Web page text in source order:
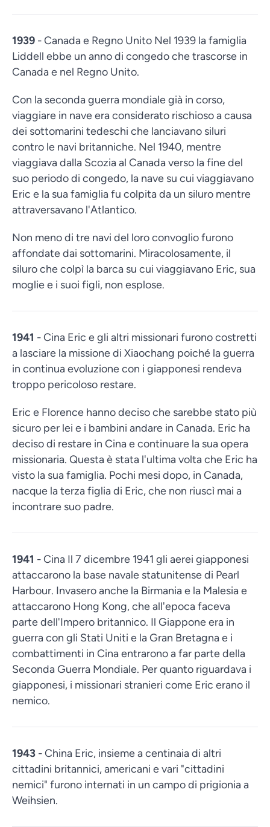
1939 - Canada e Regno Unito Nel 1939 la famiglia
Liddell ebbe un anno di congedo che trascorse in
Canada e nel Regno Unito.
Con la seconda guerra mondiale già in corso,
viaggiare in nave era considerato rischioso a causa
dei sottomarini tedeschi che lanciavano siluri
contro le navi britanniche. Nel 1940, mentre
viaggiava dalla Scozia al Canada verso la fine del
suo periodo di congedo, la nave su cui viaggiavano
Eric e la sua famiglia fu colpita da un siluro mentre
attraversavano l'Atlantico.
Non meno di tre navi del loro convoglio furono
affondate dai sottomarini. Miracolosamente, il
siluro che colpì la barca su cui viaggiavano Eric, sua
moglie e i suoi figli, non esplose.
1941 - Cina Eric e gli altri missionari furono costretti
a lasciare la missione di Xiaochang poiché la guerra
in continua evoluzione con i giapponesi rendeva
troppo pericoloso restare.
Eric e Florence hanno deciso che sarebbe stato più
sicuro per lei e i bambini andare in Canada. Eric ha
deciso di restare in Cina e continuare la sua opera
missionaria. Questa è stata l'ultima volta che Eric ha
visto la sua famiglia. Pochi mesi dopo, in Canada,
nacque la terza figlia di Eric, che non riuscì mai a
incontrare suo padre.
1941 - Cina Il 7 dicembre 1941 gli aerei giapponesi
attaccarono la base navale statunitense di Pearl
Harbour. Invasero anche la Birmania e la Malesia e
attaccarono Hong Kong, che all'epoca faceva
parte dell'Impero britannico. Il Giappone era in
guerra con gli Stati Uniti e la Gran Bretagna e i
combattimenti in Cina entrarono a far parte della
Seconda Guerra Mondiale. Per quanto riguardava i
giapponesi, i missionari stranieri come Eric erano il
nemico.
1943 - China Eric, insieme a centinaia di altri
cittadini britannici, americani e vari "cittadini
nemici" furono internati in un campo di prigionia a
Weihsien.